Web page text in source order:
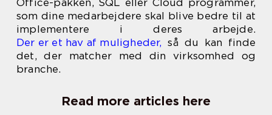
Office-pakken, SQL eller Cloud programmer,
som dine medarbejdere skal blive bedre til at
implementere i deres arbejde.
Der er et hav af muligheder, så du kan finde
det, der matcher med din virksomhed og
branche.
Read more articles here